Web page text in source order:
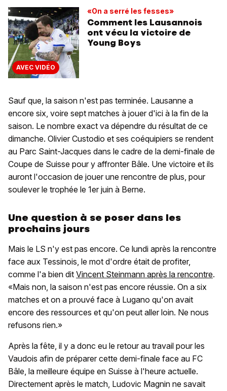
AVEC VIDÉO
«On a serré les fesses»
Comment les Lausannois
ont vécu la victoire de
Young Boys
Sauf que, la saison n'est pas terminée. Lausanne a
encore six, voire sept matches à jouer d'ici à la fin de la
saison. Le nombre exact va dépendre du résultat de ce
dimanche. Olivier Custodio et ses coéquipiers se rendent
au Parc Saint-Jacques dans le cadre de la demi-finale de
Coupe de Suisse pour y affronter Bâle. Une victoire et ils
auront l'occasion de jouer une rencontre de plus, pour
soulever le trophée le 1er juin à Berne.
Une question à se poser dans les
prochains jours
Mais le LS n'y est pas encore. Ce lundi après la rencontre
face aux Tessinois, le mot d'ordre était de profiter,
comme l'a bien dit Vincent Steinmann après la rencontre.
«Mais non, la saison n'est pas encore réussie. On a six
matches et on a prouvé face à Lugano qu'on avait
encore des ressources et qu'on peut aller loin. Ne nous
refusons rien.»
Après la fête, il y a donc eu le retour au travail pour les
Vaudois afin de préparer cette demi-finale face au FC
Bâle, la meilleure équipe en Suisse à l'heure actuelle.
Directement après le match, Ludovic Magnin ne savait